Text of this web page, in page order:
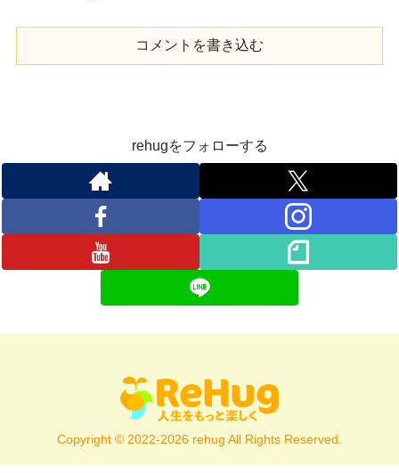
コメントを書き込む
rehugをフォローする
Copyright © 2022-2026 rehug All Rights Reserved.